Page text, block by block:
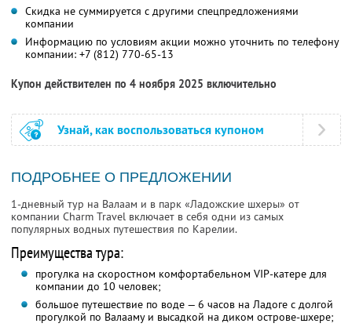
Скидка не суммируется с другими спецпредложениями
компании
Информацию по условиям акции можно уточнить по телефону
компании: +7 (812) 770-65-13
Купон действителен по 4 ноября 2025 включительно
Узнай, как воспользоваться купоном
ПОДРОБНЕЕ О ПРЕДЛОЖЕНИИ
1-дневный тур на Валаам и в парк «Ладожские шхеры» от
компании Charm Travel включает в себя одни из самых
популярных водных путешествия по Карелии.
Преимущества тура:
прогулка на скоростном комфортабельном VIP-катере для
компании до 10 человек;
большое путешествие по воде — 6 часов на Ладоге с долгой
прогулкой по Валааму и высадкой на диком острове-шхере;